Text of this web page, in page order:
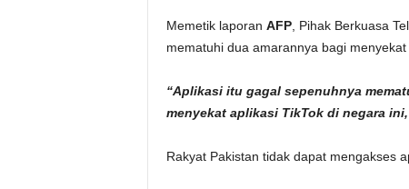
Memetik laporan AFP, Pihak Berkuasa
mematuhi dua amarannya bagi
“Aplikasi itu gagal sepenuhnya
menyekat aplikasi TikTok di negara
Rakyat Pakistan tidak dapat mengakses